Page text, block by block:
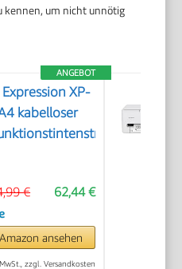
kennen, um nicht unnötig
ANGEBOT
XP-
kabelloser
62,44 €
€
ansehen
zzgl. Versandkosten